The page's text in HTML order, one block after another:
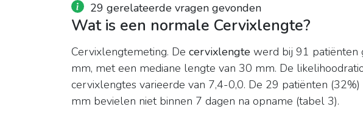
29 gerelateerde vragen gevonden
Wat is een normale Cervixlengte?
Cervixlengtemeting. De cervixlengte werd bij 91 patiënten
mm, met een mediane lengte van 30 mm. De
cervixlengtes varieerde van 7,4-0,0. De 29 patiënten
mm bevielen niet binnen 7 dagen na opname (tabel 3).